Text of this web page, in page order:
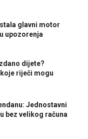
glavni motor
upozorenja
dijete?
riječi mogu
Jednostavni
bez velikog računa